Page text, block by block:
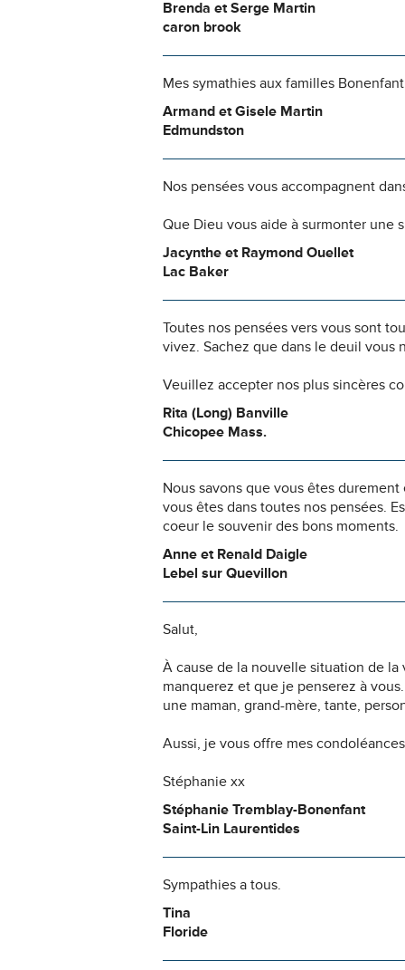
Brenda et Serge Martin
caron brook
Mes symathies aux familles
Armand et Gisele Martin
Edmundston
Nos pensées vous accompagnent
Que Dieu vous aide à surmonter une
Jacynthe et Raymond Ouellet
Lac Baker
Toutes nos pensées vers vous sont
vivez. Sachez que dans le deuil vous
Veuillez accepter nos plus sincères
Rita (Long) Banville
Chicopee Mass.
Nous savons que vous êtes
vous êtes dans toutes nos pensées.
coeur le souvenir des bons moments.
Anne et Renald Daigle
Lebel sur Quevillon
Salut,
À cause de la nouvelle situation de
manquerez et que je penserez à
une maman, grand-mère, tante,
Aussi, je vous offre mes
Stéphanie xx
Stéphanie Tremblay-Bonenfant
Saint-Lin Laurentides
Sympathies a tous.
Tina
Floride